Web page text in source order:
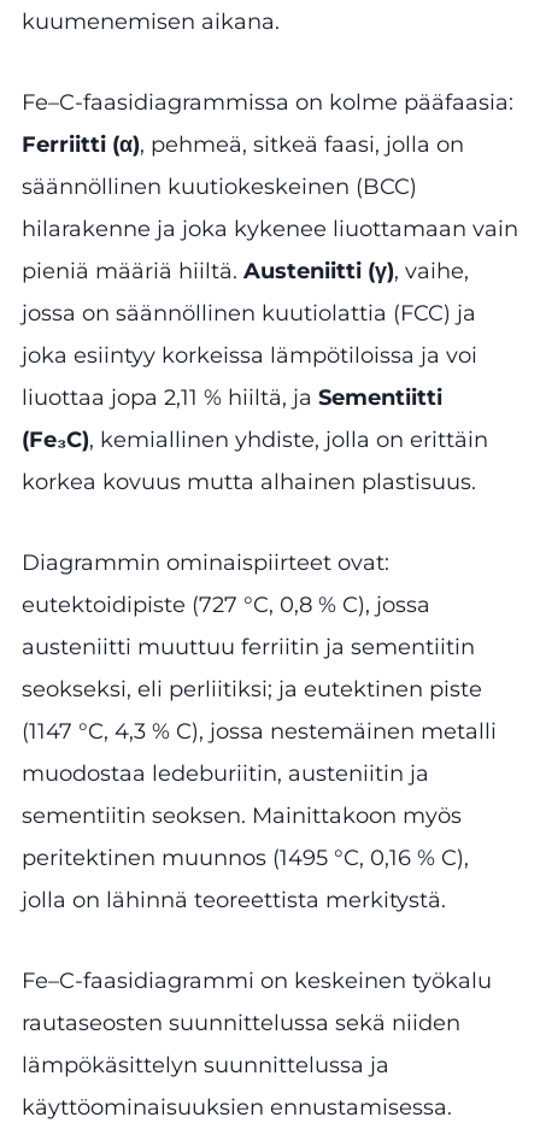
kuumenemisen aikana.
Fe–C-faasidiagrammissa on kolme pääfaasia:
Ferriitti (α), pehmeä, sitkeä faasi, jolla on
säännöllinen kuutiokeskeinen (BCC)
hilarakenne ja joka kykenee liuottamaan vain
pieniä määriä hiiltä. Austeniitti (γ), vaihe,
jossa on säännöllinen kuutiolattia (FCC) ja
joka esiintyy korkeissa lämpötiloissa ja voi
liuottaa jopa 2,11 % hiiltä, ja Sementiitti
(Fe₃C), kemiallinen yhdiste, jolla on erittäin
korkea kovuus mutta alhainen plastisuus.
Diagrammin ominaispiirteet ovat:
eutektoidipiste (727 °C, 0,8 % C), jossa
austeniitti muuttuu ferriitin ja sementiitin
seokseksi, eli perliitiksi; ja eutektinen piste
(1147 °C, 4,3 % C), jossa nestemäinen metalli
muodostaa ledeburiitin, austeniitin ja
sementiitin seoksen. Mainittakoon myös
peritektinen muunnos (1495 °C, 0,16 % C),
jolla on lähinnä teoreettista merkitystä.
Fe–C-faasidiagrammi on keskeinen työkalu
rautaseosten suunnittelussa sekä niiden
lämpökäsittelyn suunnittelussa ja
käyttöominaisuuksien ennustamisessa.